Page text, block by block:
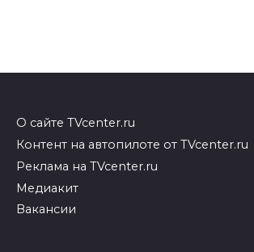
О сайте TVcenter.ru
Контент на автопилоте от TVcenter.ru
Реклама на TVcenter.ru
Медиакит
Вакансии